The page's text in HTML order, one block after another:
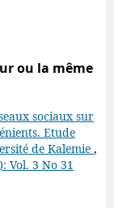
ou la même
sociaux sur
Etude
de Kalemie ,
Vol. 3 No 31